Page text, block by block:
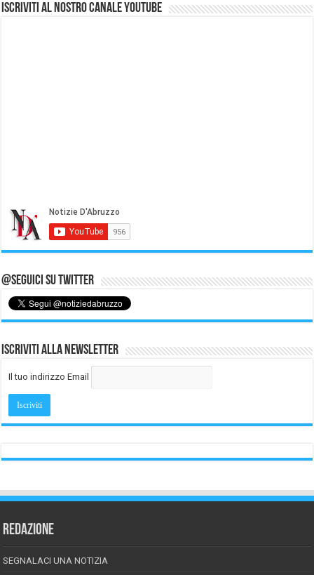
Iscriviti al nostro Canale Youtube
@Seguici su Twitter
Iscriviti alla Newsletter
Il tuo indirizzo Email
REDAZIONE
SEGNALACI UNA NOTIZIA